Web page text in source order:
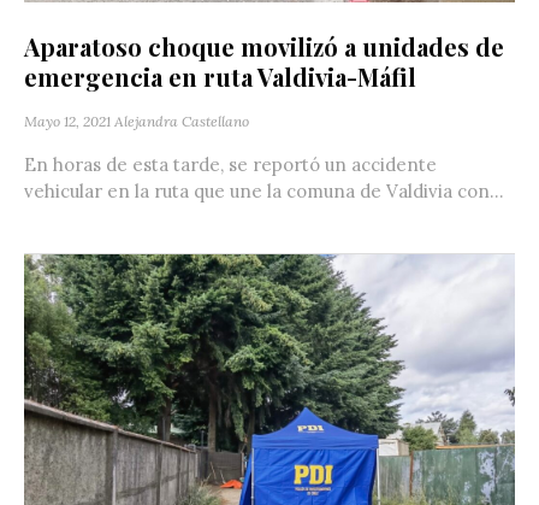
Aparatoso choque movilizó a unidades de
emergencia en ruta Valdivia-Máfil
Mayo 12, 2021 Alejandra Castellano
En horas de esta tarde, se reportó un accidente
vehicular en la ruta que une la comuna de Valdivia con...